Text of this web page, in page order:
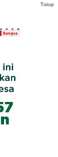
Tutup